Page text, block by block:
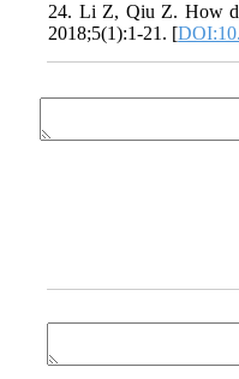
24. Li Z, Qiu Z. How
2018;5(1):1-21. [